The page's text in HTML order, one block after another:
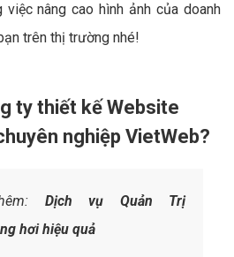
nâng cao hình ảnh của doanh
trên thị trường nhé!
ty thiết kế Website
nghiệp VietWeb?
Dịch vụ Quản Trị
hơi hiệu quả